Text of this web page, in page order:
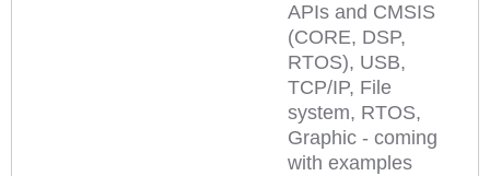
APIs and CMSIS
(CORE, DSP,
RTOS), USB,
TCP/IP, File
system, RTOS,
Graphic - coming
with examples